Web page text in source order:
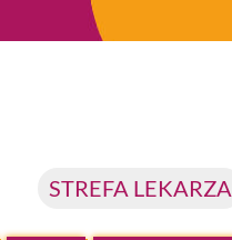
STREFA LEKARZA